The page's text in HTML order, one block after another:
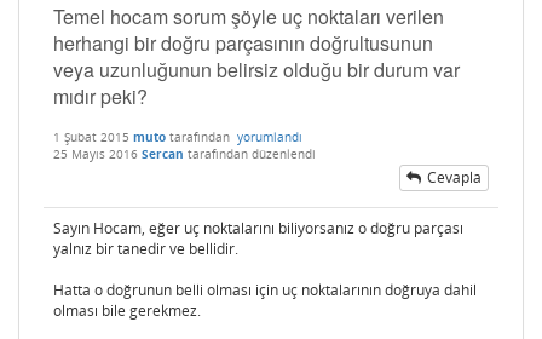
Temel hocam sorum şöyle uç noktaları verilen
herhangi bir doğru parçasının doğrultusunun
veya uzunluğunun belirsiz olduğu bir durum var
mıdır peki?
1 Şubat 2015 muto tarafından yorumlandı
25 Mayıs 2016 Sercan tarafından düzenlendi
Cevapla
Sayın Hocam, eğer uç noktalarını biliyorsanız o doğru parçası
yalnız bir tanedir ve bellidir.
Hatta o doğrunun belli olması için uç noktalarının doğruya dahil
olması bile gerekmez.